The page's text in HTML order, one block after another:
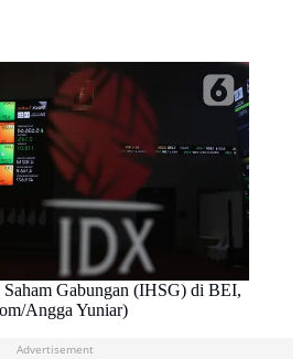
Gabungan (IHSG) di BEI,
Angga Yuniar)
Advertisement